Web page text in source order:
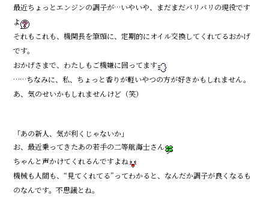
最近ちょっとエンジンの調子が…いやいや、まだまだバリバリの現役です
よ
それもこれも、機関長を筆頭に、定期的にオイル交換してくれてるおかげ
です。
おかげさまで、わたしもご機嫌に回ってます
……ちなみに、私、ちょっと香りが軽いやつの方が好きかもしれません。
あ、気のせいかもしれませんけど（笑）
「あの新人、気が利くじゃないか」
お、最近乗ってきたあの若手の二等航海士さん
ちゃんと声かけてくれるんですよね
機械も人間も、“見てくれてる”ってわかると、なんだか調子が良くなるも
のなんです。不思議とね。